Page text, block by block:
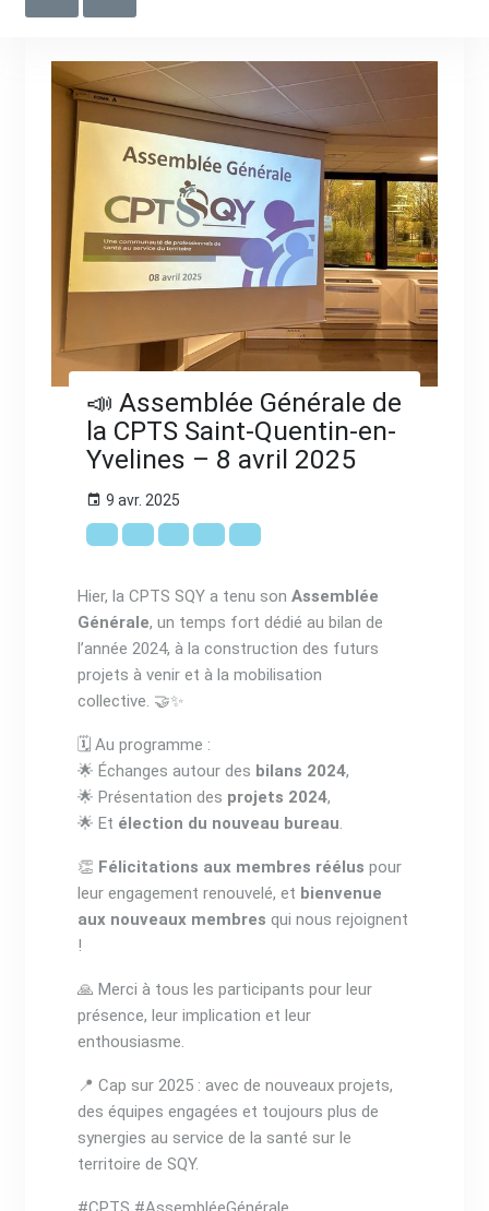
📣 Assemblée Générale de
la CPTS Saint-Quentin-en-
Yvelines – 8 avril 2025
9 avr. 2025
Hier, la CPTS SQY a tenu sonAssemblée
Générale, un temps fort dédié au bilan de
l’année 2024, à la construction des futurs
projets à venir et à la mobilisation
collective. 🤝✨
🗓️ Au programme :
🌟 Échanges autour des bilans 2024,
🌟 Présentation des projets 2024,
🌟 Et élection du nouveau bureau.
👏 Félicitations aux membres réélus pour
leur engagement renouvelé, et bienvenue
aux nouveaux membres qui nous rejoignent
!
🙏 Merci à tous les participants pour leur
présence, leur implication et leur
enthousiasme.
📍 Cap sur 2025 : avec de nouveaux projets,
des équipes engagées et toujours plus de
synergies au service de la santé sur le
territoire de SQY.